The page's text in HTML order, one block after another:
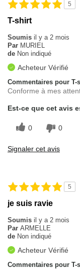
5
T-shirt
Soumis il y a 2 mois
Par MURIEL
de Non indiqué
Acheteur Vérifié
Commentaires pour
Conforme à mes
Est-ce que cet avis
0 0
Signaler cet avis
5
je suis ravie
Soumis il y a 2 mois
Par ARMELLE
de Non indiqué
Acheteur Vérifié
Commentaires pour